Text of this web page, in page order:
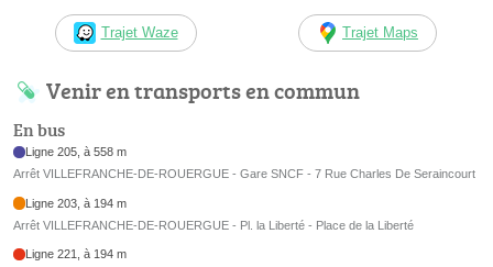
Trajet Waze Trajet Maps
Venir en transports en commun
En bus
Ligne 205, à 558 m
Arrêt VILLEFRANCHE-DE-ROUERGUE - Gare SNCF - 7 Rue Charles De Seraincourt
Ligne 203, à 194 m
Arrêt VILLEFRANCHE-DE-ROUERGUE - Pl. la Liberté - Place de la Liberté
Ligne 221, à 194 m